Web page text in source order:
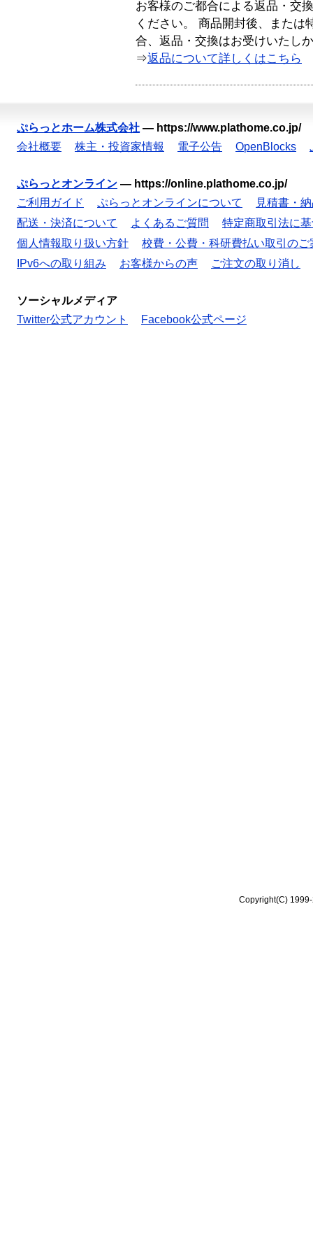
お客様のご都合による返品・交
ください。 商品開封後、または
合、返品・交換はお受けいたし
⇒返品について詳しくはこちら
ぷらっとホーム株式会社 — https://www.plathome.co.jp/
会社概要
株主・投資家情報 電子公告 OpenBlocks
ぷらっとオンライン — https://online.plathome.co.jp/
ご利用ガイド
ぷらっとオンラインについて
見積書・
配送・決済について
よくあるご質問
特定商取引法に
個人情報取り扱い方針
校費・公費・科研費払い取引のご
IPv6への取り組み
お客様からの声 ご注文の取り消し
ソーシャルメディア
Twitter公式アカウント
Facebook公式ページ
Copyright(C)